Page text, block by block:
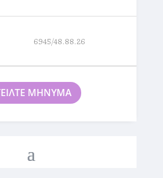
6945/48.88.26
ΜΗΝΥΜΑ